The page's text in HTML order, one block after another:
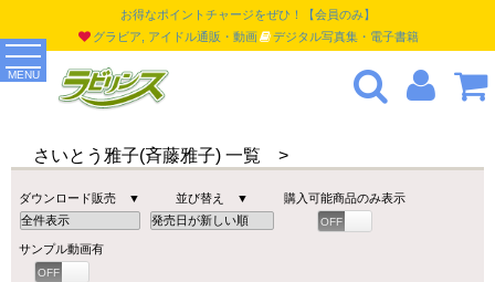
MENU
お得なポイントチャージをぜひ！【会員のみ】
グラビア, アイドル通販・動画
デジタル写真集・電子書籍
さいとう雅子(斉藤雅子) 一覧 >
ダウンロード販売 ▼ 並び替え ▼ 購入可能商品のみ表示
OFF
サンプル動画有
OFF